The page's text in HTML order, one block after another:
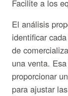
Facilite a los
El análisis
identificar
de
una venta.
proporcionar
para ajustar